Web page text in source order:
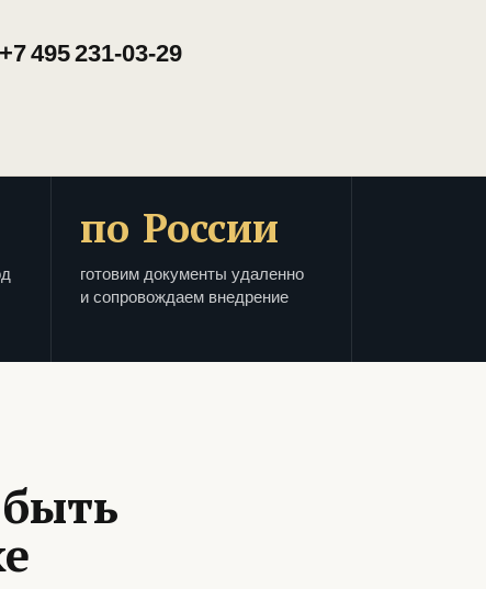
+7 495 231-03-29
по России
готовим документы удаленно
и сопровождаем внедрение